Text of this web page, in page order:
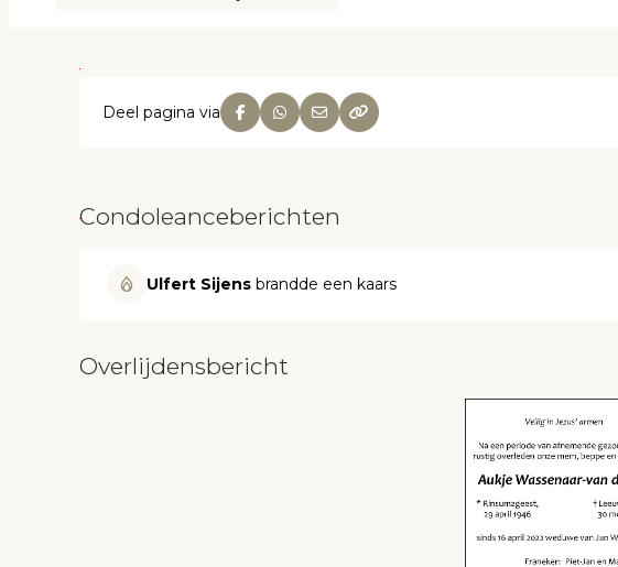
Deel pagina via
Condoleanceberichten
Ulfert Sijens brandde een kaars
Overlijdensbericht